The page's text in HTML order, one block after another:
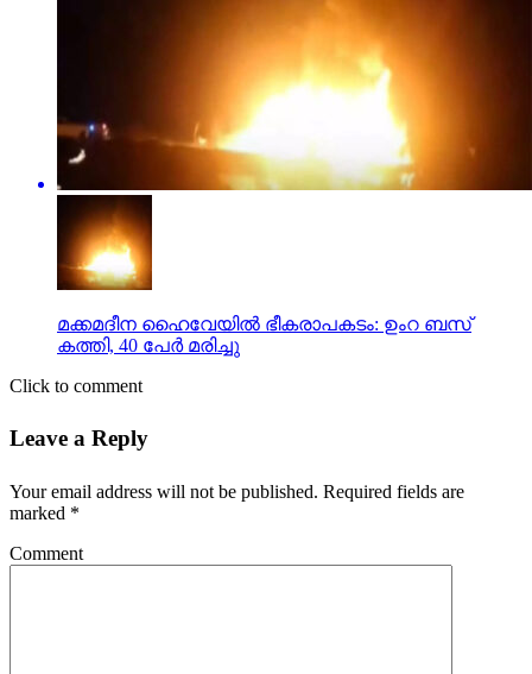
മക്കമദീന ഹൈവേയില്‍ ഭീകരാപകടം: ഉംറ ബസ്
കത്തി, 40 പേര്‍ മരിച്ചു
Click to comment
Leave a Reply
Your email address will not be published. Required fields are
marked *
Comment